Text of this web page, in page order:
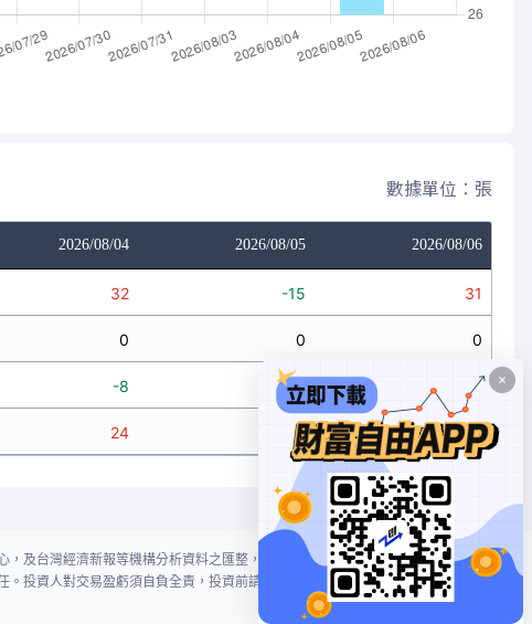
數據單位：張
2026/08/04 2026/08/05 2026/08/06
32 -15 31
0 0 0
-8 0 -2
24 -15 29
及台灣經濟新報等機構分析資料之匯整，本網站對投資人買賣不作任何建議或暗
投資人對交易盈虧須自負全責，投資前請謹慎評估風險。